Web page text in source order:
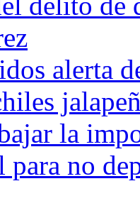
alerta
la
para no